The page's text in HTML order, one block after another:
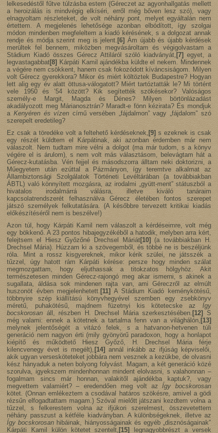
lelkesedéstől fűtve túlzásba estem (Géreczet az agyonhallgatás mellett
a heroizálás is mindvégig elkíséri, erről még bőven lesz szó), vagy
elnagyoltam részleteket, de volt néhány pont, melyet egyáltalán nem
értettem. A megjelenés lehetősége azonban elbódított, így szolgai
módon mindenben megfeleltem a kiadó kérésének, s a dolgozat annak
rendje és módja szerint meg is jelent. [6] Ám újabb és újabb kérdések
merültek fel bennem, miközben megvásároltam és végigolvastam a
Stádium Kiadó összes Gérecz Attiláról szóló kiadványát, [7] egyet, a
legvastagabbat[8] Kárpáti Kamil ajándékba küldte el nekem. Mindennek
a végére nem csökkent, hanem csak fokozódott kíváncsiságom. Milyen
volt Gérecz gyerekkora? Mikor és miért költöztek Budapestre? Hogyan
lett alig egy év alatt öttusa-válogatott? Miért tartóztatták le? Mi történt
vele 1950 és ’54 között? Kik segítették szökésekor? Valóságos
személy-e Margit, Magda és Dénes? Milyen börtönlázadást
akadályozott meg Márianosztrán? Maradt-e fönn kézirata? És mondjuk
aKenyéren és vízen című versében „fájdalmon” vagy „fájdalom” szó
szerepelt eredetileg?
Ez csak a töredéke volt a feltehető kérdéseknek, [9] s ezeknek is csak
egy részét küldtem el Kárpátinak, aki azonban érdemben már nem
válaszolt. Nem tudtam mire vélni a dolgot (ma már tudom, s a könyv
végére el is árulom), s nem volt más választásom, belevágtam hát a
Gérecz-kutatásba. Vén fejjel és másodszorra álltam neki doktorizni, a
Műegyetem után ezúttal a Pázmányon, így teremtve alkalmat az
Állambiztonsági Szolgálatok Történeti Levéltárában (a továbbiakban
ÁBTL) való könnyített mozgásra, az irodalmi „gyütt-ment” státuszból a
hivatalos irodalmárrá válásra, illetve kiváló tanáraim
kapcsolatrendszerét felhasználva Gérecz életében fontos szerepet
játszó személyek felkutatására. (A későbbre tervezett kritikai kiadás
előkészítéséről nem is beszélve!)
Azon túl, hogy Kárpáti Kamil nem válaszolt a kérdéseimre, volt még
egy bökkenő. A 23 pontos hibajegyzékéből a hatodik, melyben arra kért,
felejtsem el Hiesz Győzőné Drechsel Máriát[10] (a továbbiakban H.
Drechsel Mária). Húzzam ki a szövegemből, és többé ne is beszéljünk
róla. Mint a rossz kisgyereknek, mikor kérik szülei, ne játsszék a
tűzzel, úgy hatott rám Kárpáti kérése: persze hogy minden szálat
megmozgattam, hogy eljuthassak a titokzatos hölgyhöz. Akit
természetesen minden Gérecz-rajongó meg akar ismerni, s akinek a
sugallata, áldása sok mindenen rajta van, ami Géreczről az elmúlt
huszonöt évben megjelenhetett.[11] A Stádium Kiadó keménykötésű,
többnyire szép kiállítású könyvhegyével szemben egy zsebkönyv
méretű, puhakötésű, majdnem füzetnyi kis kötetecske az Így
bocskorosan áll, részben H. Drechsel Mária szerkesztésében. [12] S
még valami: ennek a kötetnek a tartalma fenn van a világhálón,[13]
melynek jelentőségét a vitázó felek, s a hatvanon-hetvenen túli
generáció nem nagyon érti (mily gyönyörű paradoxon, hogy a honlapot
kiépítő és működtető Hiesz Győző, H. Drechsel Mária férje
kilencvenegy évet is megélt), [14] annál inkább az ifjúság képviselői,
akik ugyan versesköteteket jobbára nem vesznek a kezükbe, de olvasni
kész hányaduk a neten bolyong folyvást. Magam, a két generáció közé
szorulva, igyekszem mindenhonnan mindent elolvasni, s valahonnan –
fogalmam sincs már honnan, valakitől ajándékba kaptuk?, vagy
megvettem valamiért? – eredendően meg volt azÍgy bocskorosan
kötet. (Onnan emlékeztem a csodával határos szökésre, amivel a gödi
rézsűn elfogadtattam magam.) Szóval mielőtt játszani kezdtem volna a
tűzzel, s felkerestem volna az ifjúkori szerelmest, összevetettem
néhány passzust a kétféle kiadványban. A különbségeknek, illetve az
Így bocskorosan hibáinak, hiányosságainak és egyéb „disznóságainak”
Kárpáti Kamil külön kötetet szentelt, [15]
legnagyobbrészt a versek